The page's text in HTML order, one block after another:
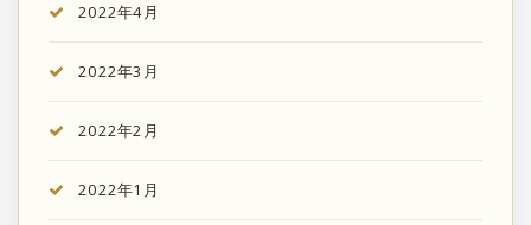
2022年4月
2022年3月
2022年2月
2022年1月